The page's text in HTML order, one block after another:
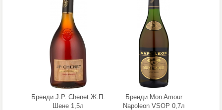
Бренди J.P. Chenet Ж.П.
Шене 1,5л
Бренди Mon Amour
Napoleon VSOP 0,7л